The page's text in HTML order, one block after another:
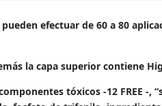
efectuar de 60 a 80
la capa superior contiene
componentes tóxicos -12